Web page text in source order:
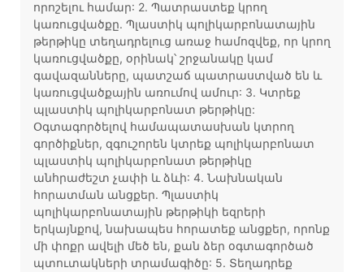
որոշելու համար: 2. Պատրաստեք կրող
կառուցվածքը. Պլաստիկ պոլիկարբոնատային
թերթիկը տեղադրելուց առաջ համոզվեք, որ կրող
կառուցվածքը, օրինակ՝ շրջանակը կամ
գավազանները, պատշաճ պատրաստված են և
կառուցվածքային առումով ամուր: 3. Կտրեք
պլաստիկ պոլիկարբոնատ թերթիկը:
Օգտագործելով համապատասխան կտրող
գործիքներ, զգուշորեն կտրեք պոլիկարբոնատ
պլաստիկ պոլիկարբոնատ թերթիկը
անհրաժեշտ չափի և ձևի: 4. Նախնական
հորատման անցքեր. Պլաստիկ
պոլիկարբոնատային թերթիկի եզրերի
երկայնքով, նախապես հորատեք անցքեր, որոնք
մի փոքր ավելի մեծ են, քան ձեր օգտագործած
պտուտակների տրամագիծը: 5. Տեղադրեք